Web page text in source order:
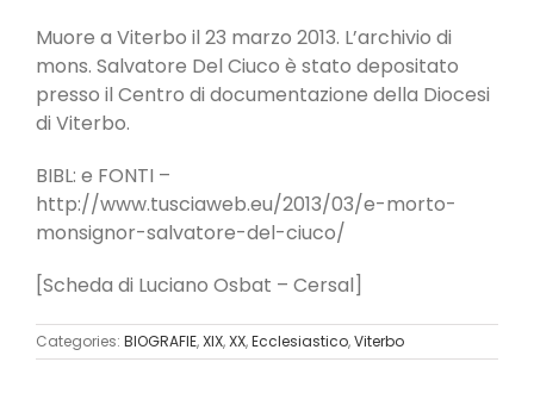
Muore a Viterbo il 23 marzo 2013. L’archivio di
mons. Salvatore Del Ciuco è stato depositato
presso il Centro di documentazione della Diocesi
di Viterbo.
BIBL: e FONTI –
http://www.tusciaweb.eu/2013/03/e-morto-
monsignor-salvatore-del-ciuco/
[Scheda di Luciano Osbat – Cersal]
Categories: BIOGRAFIE,XIX,XX,Ecclesiastico,Viterbo